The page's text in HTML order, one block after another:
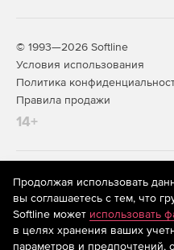
© 1993—2026 Softline
Условия использования
Политика
Правила продажи
14+
На информационном ресурсе
рекомендательные технологии
предоставления информации
систематизации и анализа
предпочтениям
находящихся на территории
Продолжая использовать
вы соглашаетесь с тем, что
Softline может использовать
в целях хранения ваших
параметров и предпочтений,